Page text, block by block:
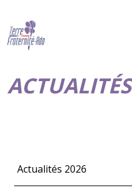
ACTUALITÉS
Actualités 2026